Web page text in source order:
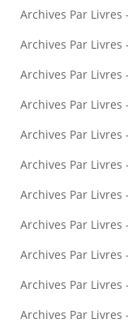
Archives Par Livres
Archives Par Livres
Archives Par Livres
Archives Par Livres
Archives Par Livres
Archives Par Livres
Archives Par Livres
Archives Par Livres
Archives Par Livres
Archives Par Livres
Archives Par Livres